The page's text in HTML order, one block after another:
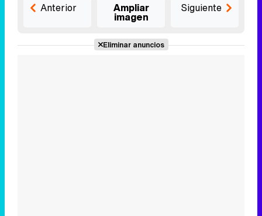
Anterior Ampliar
imagen
Siguiente
Eliminar anuncios